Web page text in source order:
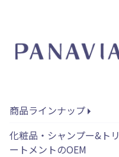
商品ラインナップ
化粧品・シャンプー&トリ
ートメントのOEM